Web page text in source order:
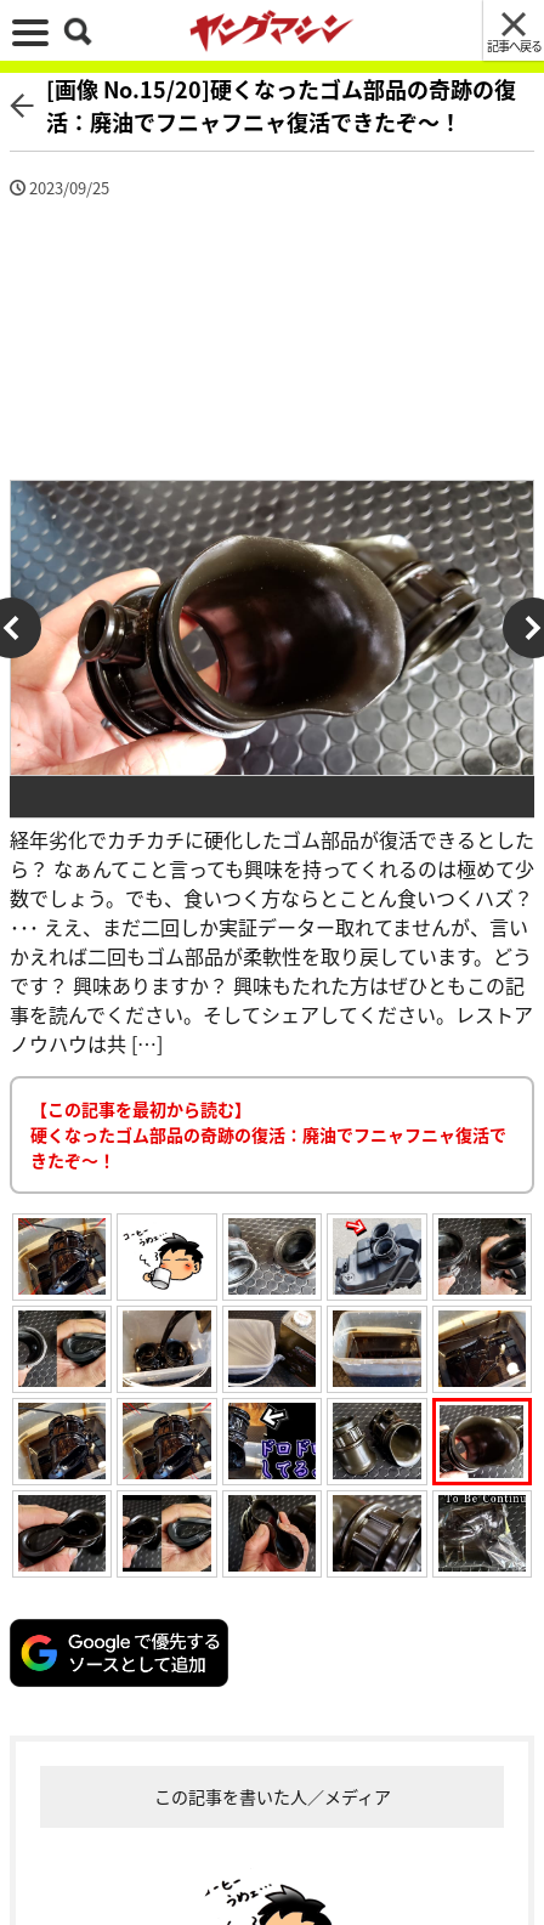
記事へ戻る
[画像 No.15/20]硬くなったゴム部品の奇跡の復
活：廃油でフニャフニャ復活できたぞ～！
2023/09/25
経年劣化でカチカチに硬化したゴム部品が復活できるとした
ら？ なぁんてこと言っても興味を持ってくれるのは極めて少
数でしょう。でも、食いつく方ならとことん食いつくハズ？
･･･ ええ、まだ二回しか実証データー取れてませんが、言い
かえれば二回もゴム部品が柔軟性を取り戻しています。どう
です？ 興味ありますか？ 興味もたれた方はぜひともこの記
事を読んでください。そしてシェアしてください。レストア
ノウハウは共 […]
【この記事を最初から読む】
硬くなったゴム部品の奇跡の復活：廃油でフニャフニャ復活で
きたぞ～！
この記事を書いた人／メディア